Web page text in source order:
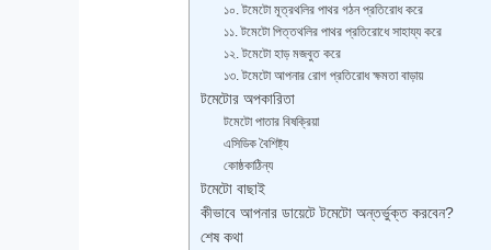
১০. টমেটো মূত্রথলির পাথর গঠন প্রতিরোধ করে
১১. টমেটো পিত্তথলির পাথর প্রতিরোধে সাহায্য করে
১২. টমেটো হাড় মজবুত করে
১৩. টমেটো আপনার রোগ প্রতিরোধ ক্ষমতা বাড়ায়
টমেটোর অপকারিতা
টমেটো পাতার বিষক্রিয়া
এসিডিক বৈশিষ্ট্য
কোষ্ঠকাঠিন্য
টমেটো বাছাই
কীভাবে আপনার ডায়েটে টমেটো অন্তর্ভুক্ত করবেন?
শেষ কথা